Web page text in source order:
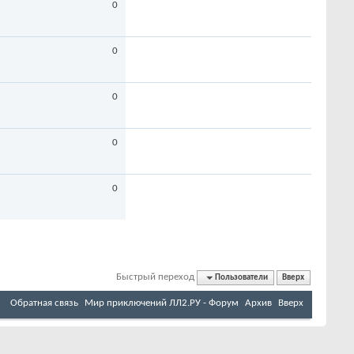
0
0
0
0
0
Быстрый переход Пользователи Вверх
Обратная связь Мир приключений ЛЛ2.РУ - Форум Архив Вверх